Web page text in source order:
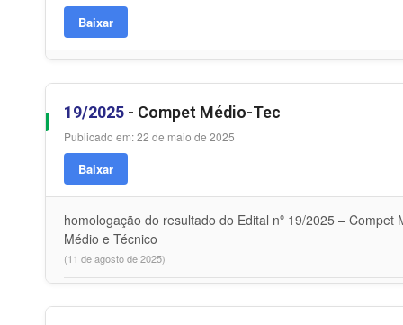
Baixar
19/2025 - Compet Médio-Tec
Publicado em: 22 de maio de 2025
Baixar
homologação do resultado do Edital nº 19/2025 –
Médio e Técnico
(11 de agosto de 2025)